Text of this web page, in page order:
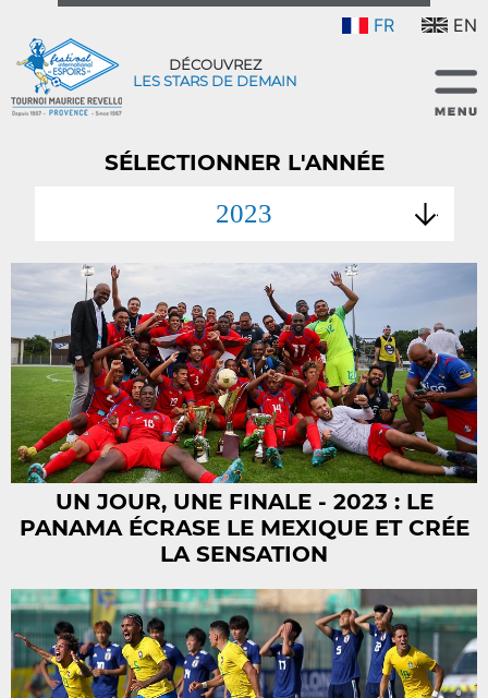
FR EN
DÉCOUVREZ
LES STARS DE DEMAIN
SÉLECTIONNER L'ANNÉE
2023
UN JOUR, UNE FINALE - 2023 : LE
PANAMA ÉCRASE LE MEXIQUE ET CRÉE
LA SENSATION